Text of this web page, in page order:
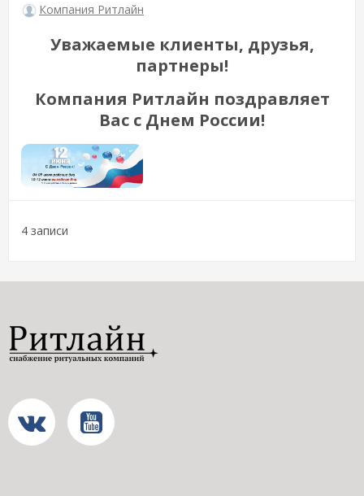
Компания Ритлайн
Уважаемые клиенты, друзья,
партнеры!
Компания Ритлайн поздравляет
Вас с Днем России!
4 записи